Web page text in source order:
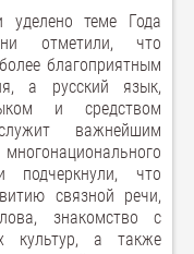
уделено теме Года
отметили, что
благоприятным
а русский язык,
и средством
важнейшим
подчеркнули, что
связной речи,
знакомство с
культур, а также